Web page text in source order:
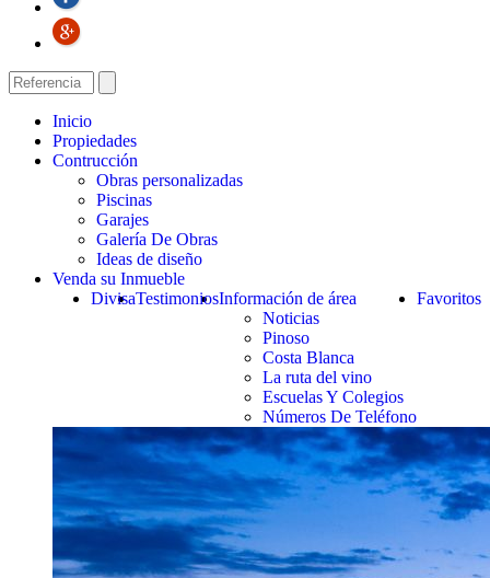
Inicio
Propiedades
Contrucción
Obras personalizadas
Piscinas
Garajes
Galería De Obras
Ideas de diseño
Venda su Inmueble
Favoritos
Información de área
Noticias
Pinoso
Costa Blanca
La ruta del vino
Escuelas Y Colegios
Números De Teléfono
Testimonios
Divisa